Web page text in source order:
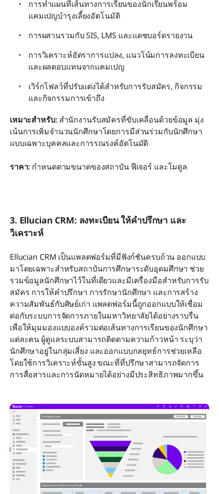
การทำแผนที่เส้นทางการเรียนของนักเรียนพร้อม
แคมเปญบำรุงเลี้ยงอัตโนมัติ
การผสานรวมกับ SIS, LMS และแดชบอร์ดรายงาน
การวิเคราะห์อัตราการแปลง, แนวโน้มการลงทะเบียน
และผลตอบแทนจากแคมเปญ
เวิร์กโฟลว์ที่ปรับแต่งได้สำหรับการรับสมัคร, กิจกรรม
และกิจกรรมการเข้าถึง
เหมาะสำหรับ: สำนักงานรับสมัครที่ขับเคลื่อนด้วยข้อมูล มุ่ง
เน้นการเพิ่มจำนวนนักศึกษาโดยการมีส่วนร่วมกับนักศึกษา
แบบเฉพาะบุคคลและการรณรงค์อัตโนมัติ
ราคา: กำหนดตามขนาดของสถาบัน ฟีเจอร์ และโมดูล
3. Ellucian CRM: ลงทะเบียน ให้คำปรึกษา และ
วิเคราะห์
Ellucian CRM เป็นแพลตฟอร์มที่มีฟังก์ชันครบถ้วน ออกแบบ
มาโดยเฉพาะสำหรับสถาบันการศึกษาระดับอุดมศึกษา ช่วย
รวมข้อมูลนักศึกษาไว้ในที่เดียวและมีเครื่องมือสำหรับการรับ
สมัคร การให้คำปรึกษา การรักษานักศึกษา และการสร้าง
ความสัมพันธ์กับศิษย์เก่า แพลตฟอร์มนี้ถูกออกแบบให้เชื่อม
ต่อกับระบบการจัดการภายในมหาวิทยาลัยได้อย่างราบรื่น
เพื่อให้มุมมองแบบองค์รวมต่อเส้นทางการเรียนของนักศึกษา
แต่ละคน ผู้ดูแลระบบสามารถติดตามความก้าวหน้า ระบุว่า
นักศึกษาอยู่ในกลุ่มเสี่ยง และออกแบบกลยุทธ์การช่วยเหลือ
โดยใช้การวิเคราะห์ขั้นสูง ขณะที่ที่ปรึกษาสามารถจัดการ
การสื่อสารและการนัดหมายได้อย่างมีประสิทธิภาพมากขึ้น